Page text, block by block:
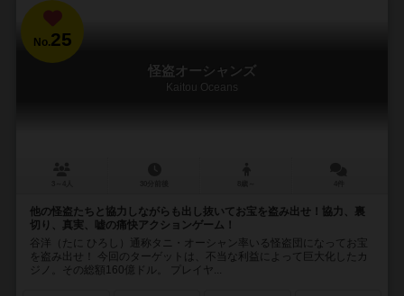
No.25
怪盗オーシャンズ
Kaitou Oceans
他の怪盗たちと協力しながらも出し抜いてお宝を盗み出せ！協力、裏
切り、真実、嘘の痛快アクションゲーム！
谷洋（たに ひろし）通称タニ・オーシャン率いる怪盗団になってお宝
を盗み出せ！ 今回のターゲットは、不当な利益によって巨大化したカ
ジノ。その総額160億ドル。 プレイヤ...